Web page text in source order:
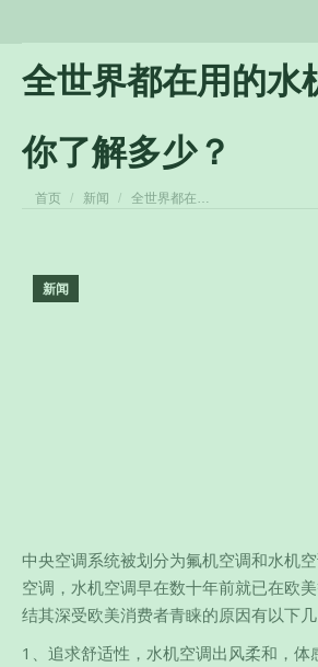
全世界都在用的水
你了解多少？
您在这里：
首页 新闻 全世界都在…
新闻
中央空调系统被划分为氟机空调和水机
空调，水机空调早在数十年前就已在欧
结其深受欧美消费者青睐的原因有以下几
1、追求舒适性，水机空调出风柔和，体